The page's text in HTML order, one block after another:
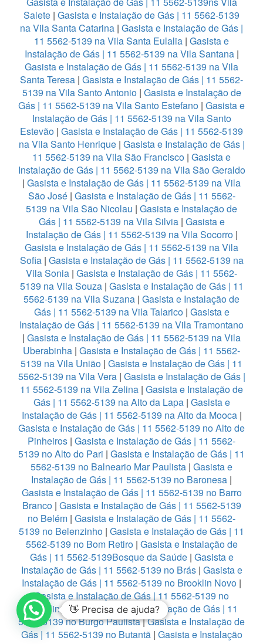
Salete | Gasista e Instalação de Gás | 11 5562-5139
na Vila Santa Catarina | Gasista e Instalação de Gás |
11 5562-5139 na Vila Santa Eulalia | Gasista e
Instalação de Gás | 11 5562-5139 na Vila Santana|
Gasista e Instalação de Gás | 11 5562-5139 na Vila
Santa Teresa | Gasista e Instalação de Gás | 11 5562-
5139 na Vila Santo Antonio| Gasista e Instalação de
Gás | 11 5562-5139 na Vila Santo Estefano | Gasista e
Instalação de Gás | 11 5562-5139 na Vila Santo
Estevão | Gasista e Instalação de Gás | 11 5562-5139
na Vila Santo Henrique| Gasista e Instalação de Gás |
11 5562-5139 na Vila São Francisco | Gasista e
Instalação de Gás | 11 5562-5139 na Vila São Geraldo
| Gasista e Instalação de Gás | 11 5562-5139 na Vila
São José| Gasista e Instalação de Gás | 11 5562-
5139 na Vila São Nicolau | Gasista e Instalação de
Gás | 11 5562-5139 na Vila Silvia| Gasista e
Instalação de Gás | 11 5562-5139 na Vila Socorro|
Gasista e Instalação de Gás | 11 5562-5139 na Vila
Sofia| Gasista e Instalação de Gás | 11 5562-5139 na
Vila Sonia | Gasista e Instalação de Gás | 11 5562-
5139 na Vila Souza| Gasista e Instalação de Gás | 11
5562-5139 na Vila Suzana | Gasista e Instalação de
Gás | 11 5562-5139 na Vila Talarico| Gasista e
Instalação de Gás | 11 5562-5139 na Vila Tramontano
| Gasista e Instalação de Gás | 11 5562-5139 na Vila
Uberabinha | Gasista e Instalação de Gás | 11 5562-
5139 na Vila União | Gasista e Instalação de Gás | 11
5562-5139 na Vila Vera| Gasista e Instalação de Gás |
11 5562-5139 na Vila Zelina | Gasista e Instalação de
Gás | 11 5562-5139 na Alto da Lapa| Gasista e
Instalação de Gás | 11 5562-5139 na Alto da Mooca|
Gasista e Instalação de Gás | 11 5562-5139 no Alto de
Pinheiros | Gasista e Instalação de Gás | 11 5562-
5139 no Alto do Pari | Gasista e Instalação de Gás | 11
5562-5139 no Balneario Mar Paulista | Gasista e
Instalação de Gás | 11 5562-5139 no Baronesa |
Gasista e Instalação de Gás | 11 5562-5139 no Barro
Branco| Gasista e Instalação de Gás | 11 5562-5139
no Belém | Gasista e Instalação de Gás | 11 5562-
5139 no Belenzinho | Gasista e Instalação de Gás | 11
5562-5139 no Bom Retiro| Gasista e Instalação de
Gás | 11 5562-5139Bosque da Saúde| Gasista e
Instalação de Gás | 11 5562-5139 no Brás| Gasista e
Instalação de Gás | 11 5562-5139 no Brooklin Novo |
Gasista e Instalação de Gás | 11 5562-5139 no
Brooklin Paulista|Gasista e Instalação de Gás | 11
5562-5139 no Burgo Paulista|Gasista e Instalação de
Gás | 11 5562-5139 no Butantã| Gasista e Instalação
👋 Precisa de ajuda?